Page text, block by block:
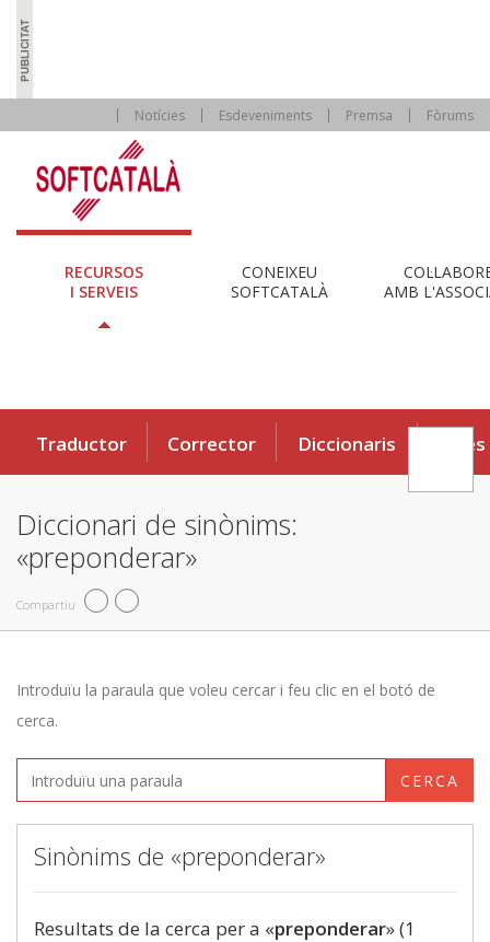
Notícies Esdeveniments Premsa Fòrums
RECURSOS
I SERVEIS
CONEIXEU
SOFTCATALÀ
AMB
Traductor Corrector Diccionaris Eines
Diccionari de sinònims:
«preponderar»
Compartiu
Introduïu la paraula que voleu cercar i feu clic en el botó de
cerca.
CERCA
Sinònims de «preponderar»
Resultats de la cerca per a «preponderar» (1